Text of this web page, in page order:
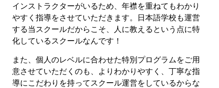
インストラクターがいるため、年襟を重ねてもわかり
やすく指導をさせていただきます。日本語学校も運営
する当スクールだからこそ、人に教えるという点に特
化しているスクールなんです！
また、個人のレベルに合わせた特別プログラムをご用
意させていただくのも、よりわかりやすく、丁寧な指
導にこだわりを持ってスクール運営をしているからな